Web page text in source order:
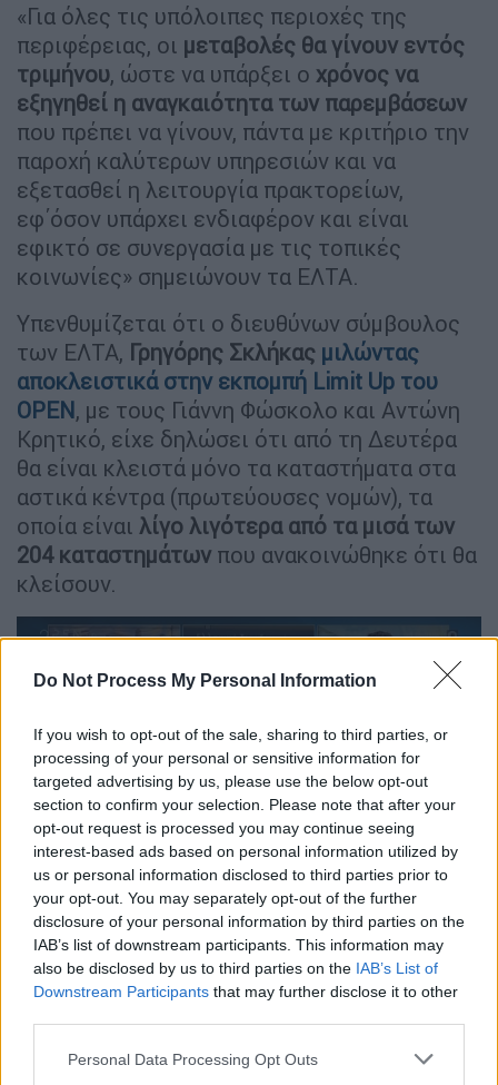
Do Not Process My Personal Information
If you wish to opt-out of the sale, sharing to third parties, or
processing of your personal or sensitive information for
targeted advertising by us, please use the below opt-out
section to confirm your selection. Please note that after your
opt-out request is processed you may continue seeing
interest-based ads based on personal information utilized by
us or personal information disclosed to third parties prior to
your opt-out. You may separately opt-out of the further
disclosure of your personal information by third parties on the
IAB’s list of downstream participants. This information may
also be disclosed by us to third parties on the IAB’s List of
Downstream Participants that may further disclose it to other
Please note that this website/app uses one or more Google
Personal Data Processing Opt Outs
«Για όλες τις υπόλοιπες περιοχές της
περιφέρειας, οι μεταβολές θα γίνουν εντός
τριμήνου, ώστε να υπάρξει ο χρόνος να
εξηγηθεί η αναγκαιότητα των παρεμβάσεων
που πρέπει να γίνουν, πάντα με κριτήριο την
παροχή καλύτερων υπηρεσιών και να
εξετασθεί η λειτουργία πρακτορείων,
εφ΄όσον υπάρχει ενδιαφέρον και είναι
εφικτό σε συνεργασία με τις τοπικές
κοινωνίες» σημειώνουν τα ΕΛΤΑ.
Υπενθυμίζεται ότι ο διευθύνων σύμβουλος
των ΕΛΤΑ, Γρηγόρης Σκλήκας μιλώντας
αποκλειστικά στην εκπομπή Limit Up του
OPEN, με τους Γιάννη Φώσκολο και Αντώνη
Κρητικό, είχε δηλώσει ότι από τη Δευτέρα
θα είναι κλειστά μόνο τα καταστήματα στα
αστικά κέντρα (πρωτεύουσες νομών), τα
οποία είναι λίγο λιγότερα από τα μισά των
204 καταστημάτων που ανακοινώθηκε ότι θα
κλείσουν.
video
Η ανακοίνωση των ΕΛΤΑ
«Τα Ελληνικά Ταχυδρομεία βρίσκονται
αντιμέτωπα με τη μεγαλύτερη πρόκληση της
Για περισσότερες από τρεις δεκαετίες